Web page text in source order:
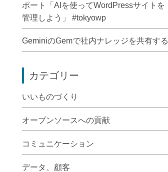
ポート「AIを使ってWordPressサイトを
管理しよう」 #tokyowp
GeminiのGemで社内ナレッジを共有する
カテゴリー
いいものづくり
オープンソースへの貢献
コミュニケーション
データ、顧客